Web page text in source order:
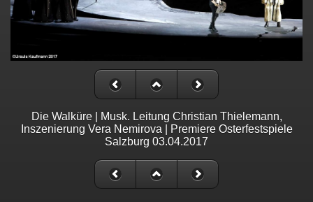
Die Walküre | Musk. Leitung Christian Thielemann,
Inszenierung Vera Nemirova | Premiere Osterfestspiele
Salzburg 03.04.2017